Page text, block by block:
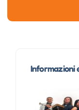
Informazioni